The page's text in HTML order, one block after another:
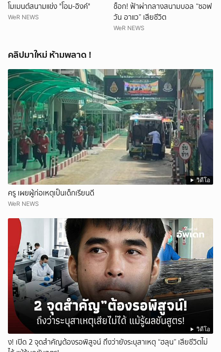
โมเมนต์สนามแข่ง "โอม-อิงค์"
WeR NEWS
ช็อก! ฟ้าผ่ากลางสนามบอล “ซอฟ
วัน อาแว” เสียชีวิต
WeR NEWS
คลิปมาใหม่ ห้ามพลาด !
วิดีโอ
ครู เผยผู้ก่อเหตุเป็นเด็กเรียนดี
WeR NEWS
วิดีโอ
ึ้ง! เปิด 2 จุดสำคัญต้องรอพิสูจน์ ถึงว่ายังระบุสาเหตุ “ฮลุน” เสียชีวิตไม่